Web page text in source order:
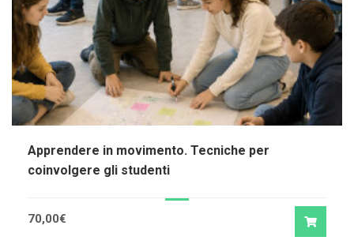
Apprendere in movimento. Tecniche per
coinvolgere gli studenti
70,00€